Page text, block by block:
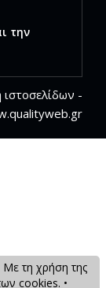
την
-
Με τη χρήση της
cookies. •